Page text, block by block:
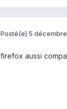
Posté(e) 5
firefox aussi